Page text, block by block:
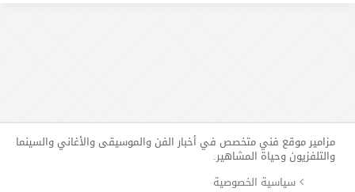
مزامير موقع فني متخصص في أخبار الفن والموسيقى والأغاني والسينما
والتلفزيون وحياة المشاهير.
سياسية الخصوصية